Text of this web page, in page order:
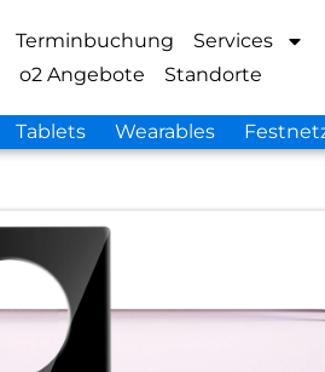
Terminbuchung Services
o2 Angebote Standorte
Tablets Wearables